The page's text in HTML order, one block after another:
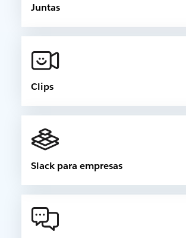
Juntas
Clips
Slack para empresas